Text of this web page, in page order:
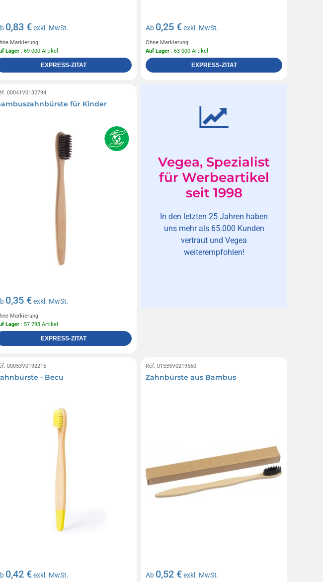
0,83 €exkl. MwSt.
Markierung
Lager: 69 000 Artikel
EXPRESS-ZITAT
Ab 0,25 €exkl. MwSt.
Ohne Markierung
Auf Lager : 63 000 Artikel
EXPRESS-ZITAT
00041V0132794
für Kinder
0,35 €exkl. MwSt.
Markierung
Lager: 57 793 Artikel
EXPRESS-ZITAT
Vegea, Spezialist
für Werbeartikel
seit 1998
In den letzten 25 Jahren haben
uns mehr als 65.000 Kunden
vertraut und Vegea
weiterempfohlen!
00053V0192215
- Becu
0,42 €exkl. MwSt.
Réf. 01535V0219560
Zahnbürste aus Bambus
Ab 0,52 €exkl. MwSt.